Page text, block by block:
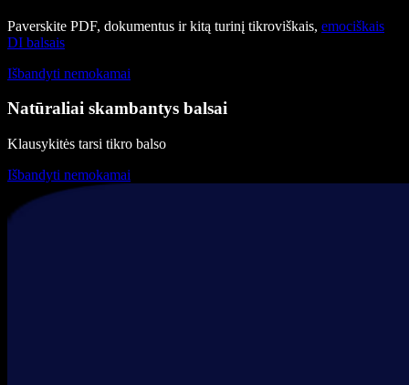
Paverskite PDF, dokumentus ir kitą turinį tikroviškais, emociškais
DI balsais
Išbandyti nemokamai
Natūraliai skambantys balsai
Klausykitės tarsi tikro balso
Išbandyti nemokamai